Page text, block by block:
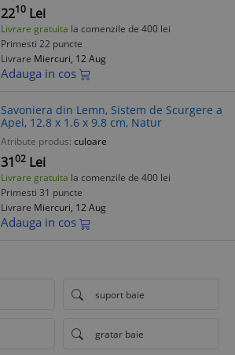
2210 Lei
Livrare gratuita la comenzile de 400 lei
Primesti 22 puncte
Livrare Miercuri, 12 Aug
Adauga in cos
Savoniera din Lemn, Sistem de Scurgere a
Apei, 12.8 x 1.6 x 9.8 cm, Natur
Atribute produs: culoare
3102 Lei
Livrare gratuita la comenzile de 400 lei
Primesti 31 puncte
Livrare Miercuri, 12 Aug
Adauga in cos
suport baie
gratar baie